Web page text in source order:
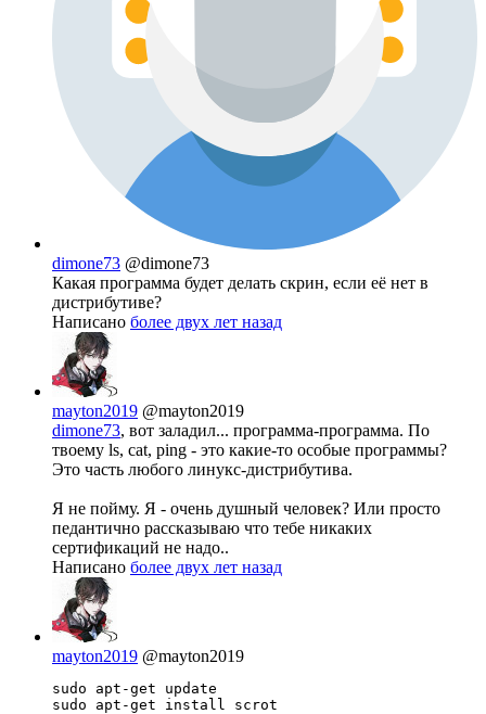
dimone73 @dimone73
Какая программа будет делать скрин, если её нет в
дистрибутиве?
Написано более двух лет назад
mayton2019 @mayton2019
dimone73, вот заладил... программа-программа. По
твоему ls, cat, ping - это какие-то особые программы?
Это часть любого линукс-дистрибутива.
Я не пойму. Я - очень душный человек? Или просто
педантично рассказываю что тебе никаких
сертификаций не надо..
Написано более двух лет назад
mayton2019 @mayton2019
sudo apt-get update
sudo apt-get install scrot